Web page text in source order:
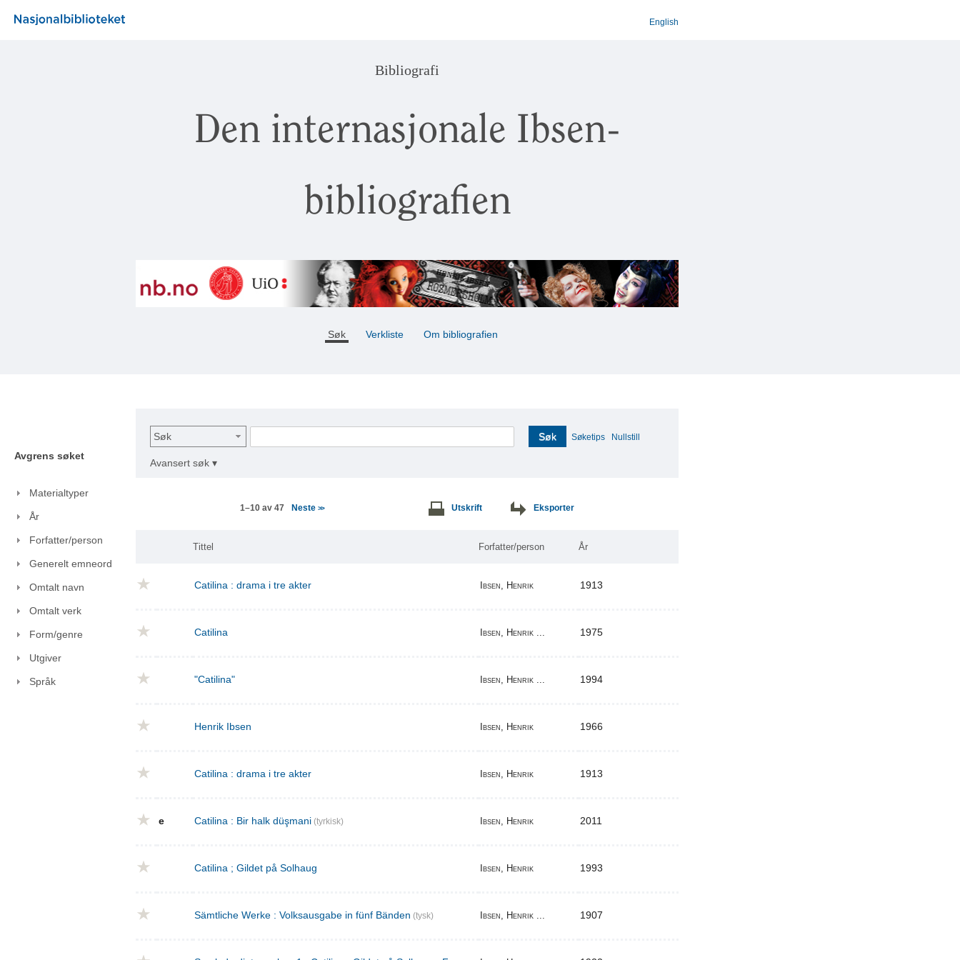
English
Bibliografi
Den internasjonale Ibsen-
bibliografien
Søk Verkliste Om bibliografien
Avgrens søket
Materialtyper
År
Forfatter/person
Generelt emneord
Omtalt navn
Omtalt verk
Form/genre
Utgiver
Språk
Søk Søk Søketips Nullstill
Avansert søk ▾
1–10 av 47 Neste>> Utskrift Eksporter
Tittel Forfatter/person År
Catilina : drama i tre akter Ibsen, Henrik 1913
Catilina Ibsen, Henrik ... 1975
"Catilina" Ibsen, Henrik ... 1994
Henrik Ibsen Ibsen, Henrik 1966
Catilina : drama i tre akter Ibsen, Henrik 1913
e Catilina : Bir halk düşmani (tyrkisk) Ibsen, Henrik 2011
Catilina ; Gildet på Solhaug Ibsen, Henrik 1993
Sämtliche Werke : Volksausgabe in fünf Bänden (tysk) Ibsen, Henrik ... 1907